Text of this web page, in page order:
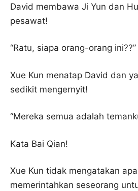
David membawa Ji Yun dan
pesawat!
“Ratu, siapa orang-orang ini??”
Xue Kun menatap David dan
sedikit mengernyit!
“Mereka semua adalah
Kata Bai Qian!
Xue Kun tidak mengatakan
memerintahkan seseorang